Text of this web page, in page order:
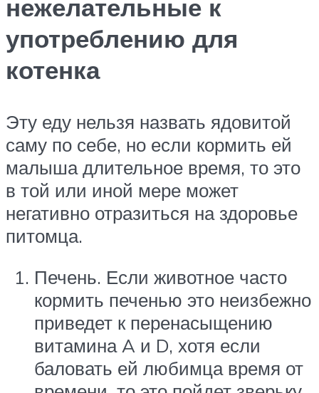
нежелательные к
употреблению для
котенка
Эту еду нельзя назвать ядовитой
саму по себе, но если кормить ей
малыша длительное время, то это
в той или иной мере может
негативно отразиться на здоровье
питомца.
Печень. Если животное часто
кормить печенью это неизбежно
приведет к перенасыщению
витамина A и D, хотя если
баловать ей любимца время от